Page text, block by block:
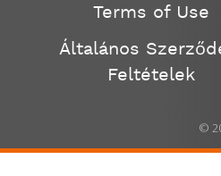
Terms of Use
Általános
Feltételek
©